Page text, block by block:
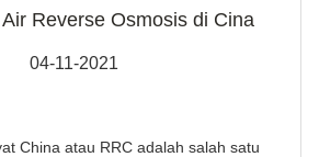
Reverse Osmosis di Cina
04-11-2021
China atau RRC adalah salah satu